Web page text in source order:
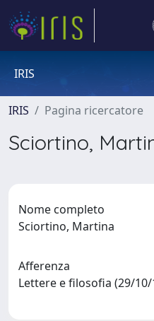
IRIS
IRIS Pagina ricercatore
Sciortino,
Nome completo
Sciortino, Martina
Afferenza
Lettere e filosofia (29/10/